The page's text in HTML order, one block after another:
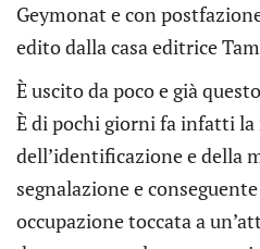
Geymonat e con
edito dalla casa editrice
È uscito da poco e già
È di pochi giorni fa infatti
dell’identificazione e della
segnalazione e
occupazione toccata a